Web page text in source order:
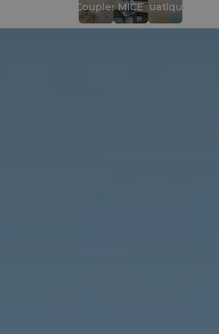
CouplesMICEaquatiques